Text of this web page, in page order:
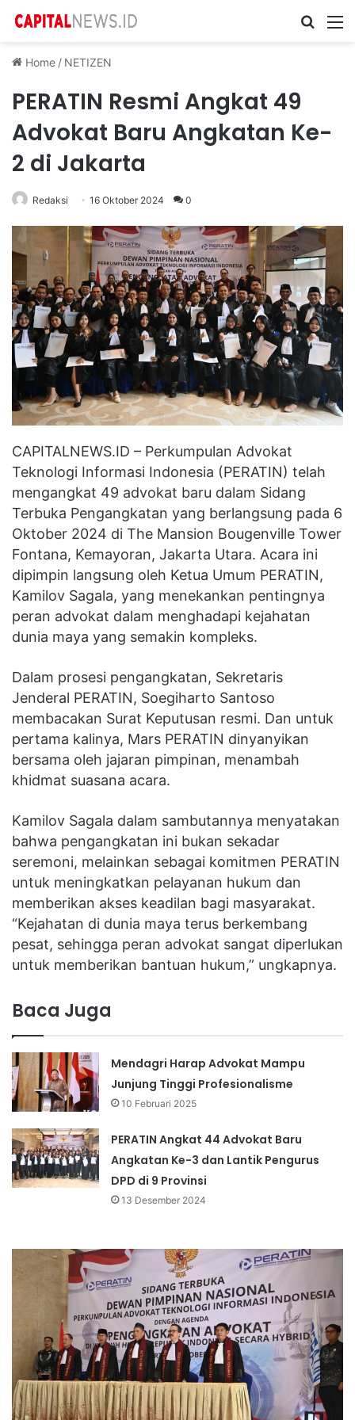
Cari ...
Home / NETIZEN
PERATIN Resmi Angkat 49
Advokat Baru Angkatan Ke-
2 di Jakarta
Redaksi 16 Oktober 2024 0
CAPITALNEWS.ID – Perkumpulan Advokat
Teknologi Informasi Indonesia (PERATIN) telah
mengangkat 49 advokat baru dalam Sidang
Terbuka Pengangkatan yang berlangsung pada 6
Oktober 2024 di The Mansion Bougenville Tower
Fontana, Kemayoran, Jakarta Utara. Acara ini
dipimpin langsung oleh Ketua Umum PERATIN,
Kamilov Sagala, yang menekankan pentingnya
peran advokat dalam menghadapi kejahatan
dunia maya yang semakin kompleks.
Dalam prosesi pengangkatan, Sekretaris
Jenderal PERATIN, Soegiharto Santoso
membacakan Surat Keputusan resmi. Dan untuk
pertama kalinya, Mars PERATIN dinyanyikan
bersama oleh jajaran pimpinan, menambah
khidmat suasana acara.
Kamilov Sagala dalam sambutannya menyatakan
bahwa pengangkatan ini bukan sekadar
seremoni, melainkan sebagai komitmen PERATIN
untuk meningkatkan pelayanan hukum dan
memberikan akses keadilan bagi masyarakat.
“Kejahatan di dunia maya terus berkembang
pesat, sehingga peran advokat sangat diperlukan
untuk memberikan bantuan hukum,” ungkapnya.
Baca Juga
Mendagri Harap Advokat Mampu
Junjung Tinggi Profesionalisme
10 Februari 2025
PERATIN Angkat 44 Advokat Baru
Angkatan Ke-3 dan Lantik Pengurus
DPD di 9 Provinsi
13 Desember 2024